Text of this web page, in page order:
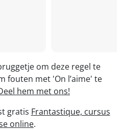
om deze regel te
fouten met 'On l’aime' te
hem met ons!
gratis Frantastique, cursus
online.